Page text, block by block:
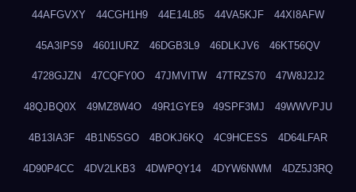
44AFGVXY 44CGH1H9 44E14L85 44VA5KJF 44XI8AFW
45A3IPS9 4601IURZ 46DGB3L9 46DLKJV6 46KT56QV
4728GJZN 47CQFY0O 47JMVITW 47TRZS70 47W8J2J2
48QJBQ0X 49MZ8W4O 49R1GYE9 49SPF3MJ 49WWVPJU
4B13IA3F 4B1N5SGO 4BOKJ6KQ 4C9HCESS 4D64LFAR
4D90P4CC 4DV2LKB3 4DWPQY14 4DYW6NWM 4DZ5J3RQ